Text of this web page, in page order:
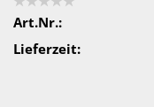
Art.Nr.:
Lieferzeit: